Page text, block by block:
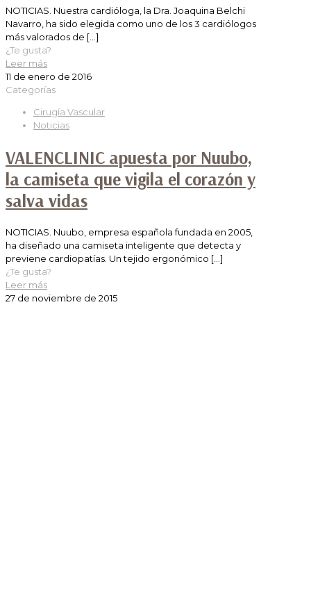
NOTICIAS. Nuestra cardióloga, la Dra. Joaquina Belchi
Navarro, ha sido elegida como uno de los 3 cardiólogos
más valorados de […]
¿Te gusta?
Leer más
11 de enero de 2016
Categorías
Cirugía Vascular
Noticias
VALENCLINIC apuesta por Nuubo,
la camiseta que vigila el corazón y
salva vidas
NOTICIAS. Nuubo, empresa española fundada en 2005,
ha diseñado una camiseta inteligente que detecta y
previene cardiopatías. Un tejido ergonómico […]
¿Te gusta?
Leer más
27 de noviembre de 2015